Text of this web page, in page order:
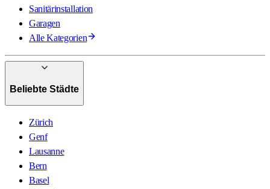
Sanitärinstallation
Garagen
Alle Kategorien
Beliebte Städte
Zürich
Genf
Lausanne
Bern
Basel